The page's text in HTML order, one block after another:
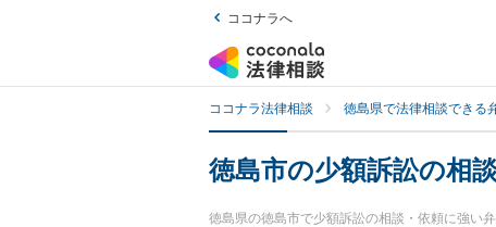
ココナラへ
ココナラ法律相談 徳島県で法律相談できる
徳島市の少額訴訟の相
徳島県の徳島市で少額訴訟の相談・依頼に強い